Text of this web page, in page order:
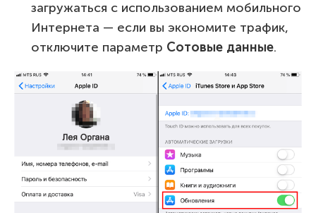
загружаться с использованием мобильного
Интернета — если вы экономите трафик,
отключите параметр Сотовые данные.